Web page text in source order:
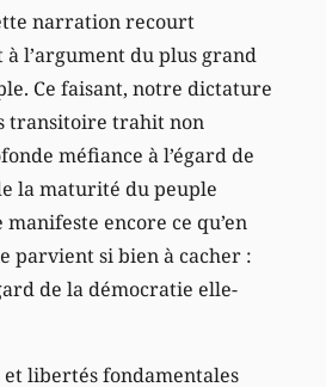
narration recourt
l’argument du plus grand
Ce faisant, notre dictature
transitoire trahit non
méfiance à l’égard de
la maturité du peuple
encore ce qu’en
parvient si bien à cacher :
de la démocratie elle-
et libertés fondamentales